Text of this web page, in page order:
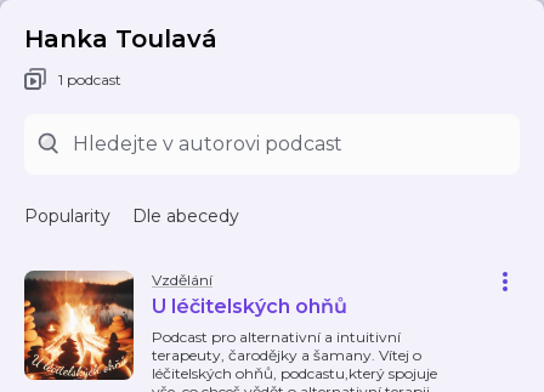
Hanka Toulavá
1 podcast
Popularity Dle abecedy
Vzdělání
U léčitelských ohňů
Podcast pro alternativní a intuitivní
terapeuty, čarodějky a šamany. Vítej o
léčitelských ohňů, podcastu,který spojuje